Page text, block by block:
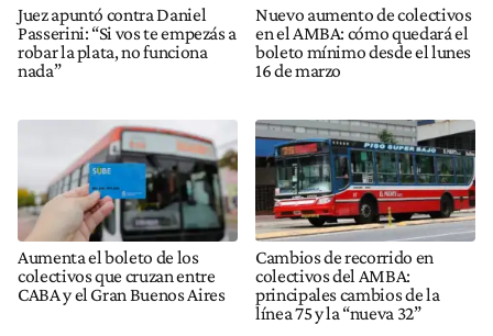
Juez apuntó contra Daniel
Passerini: “Si vos te empezás a
robar la plata, no funciona
nada”
Nuevo aumento de colectivos
en el AMBA: cómo quedará el
boleto mínimo desde el lunes
16 de marzo
Aumenta el boleto de los
colectivos que cruzan entre
CABA y el Gran Buenos Aires
Cambios de recorrido en
colectivos del AMBA:
principales cambios de la
línea 75 y la “nueva 32”